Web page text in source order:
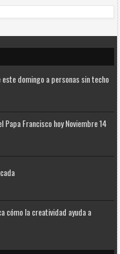
este domingo a personas sin techo
Papa Francisco hoy Noviembre 14
cómo la creatividad ayuda a